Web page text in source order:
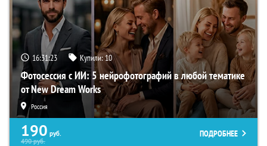
16:31:22 Купили:10
Фотосессия с ИИ: 5 нейрофотографий в любой тематике
от New Dream Works
Россия
190 руб.
490руб.
ПОДРОБНЕЕ